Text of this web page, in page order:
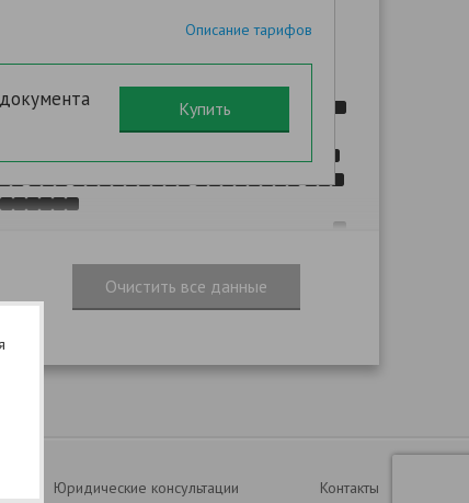
:
.
. N
,
,
Описание тарифов
Юридические консультации Контакты